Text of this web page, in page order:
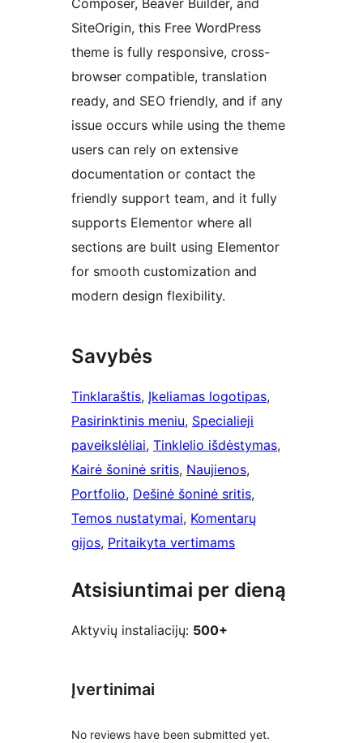
Composer, Beaver Builder, and
SiteOrigin, this Free WordPress
theme is fully responsive, cross-
browser compatible, translation
ready, and SEO friendly, and if any
issue occurs while using the theme
users can rely on extensive
documentation or contact the
friendly support team, and it fully
supports Elementor where all
sections are built using Elementor
for smooth customization and
modern design flexibility.
Savybės
Tinklaraštis, Įkeliamas logotipas
Pasirinktinis meniu, Specialieji
paveikslėliai, Tinklelio išdėstymas
Kairė šoninė sritis, Naujienos
Portfolio, Dešinė šoninė sritis
Temos nustatymai, Komentarų
gijos, Pritaikyta vertimams
Atsisiuntimai per dieną
Aktyvių instaliacijų: 500+
Įvertinimai
No reviews have been submitted yet.